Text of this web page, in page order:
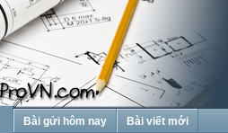
Bài gửi hôm nay Bài viết mới